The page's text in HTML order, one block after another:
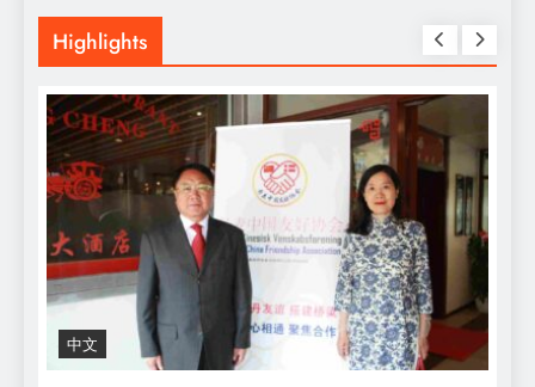
Highlights
中文